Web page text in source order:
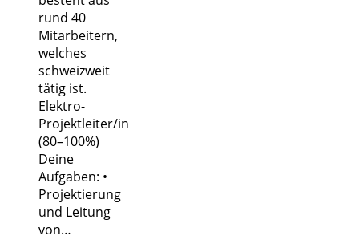
rund 40
Mitarbeitern,
welches
schweizweit
tätig ist.
Elektro-
Projektleiter/in
(80–100%)
Deine
Aufgaben: •
Projektierung
und Leitung
von…